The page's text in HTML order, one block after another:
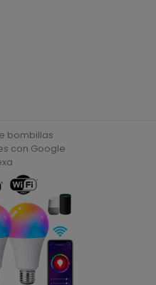
bombillas
con Google